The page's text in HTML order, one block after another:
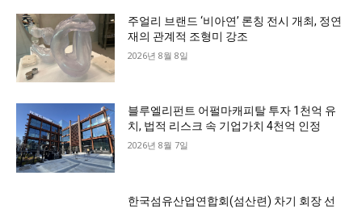
주얼리 브랜드 ‘비아연’ 론칭 전시 개최, 정연
재의 관계적 조형미 강조
2026년 8월 8일
블루엘리펀트 어펄마캐피탈 투자 1천억 유
치, 법적 리스크 속 기업가치 4천억 인정
2026년 8월 7일
한국섬유산업연합회(섬산련) 차기 회장 선